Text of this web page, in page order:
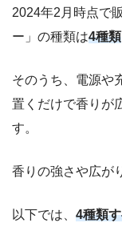
2024年2月時点で
ー」の種類は4種類
そのうち、電源や
置くだけで香りが
す。
香りの強さや広が
以下では、 4種類